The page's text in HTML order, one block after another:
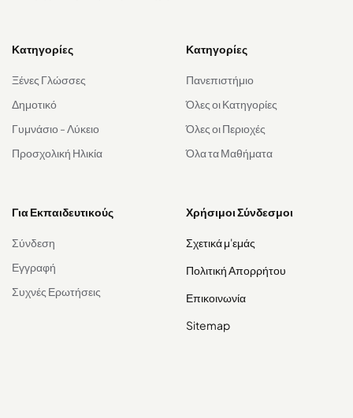
Κατηγορίες
Ξένες Γλώσσες
Δημοτικό
Γυμνάσιο - Λύκειο
Προσχολική Ηλικία
Κατηγορίες
Πανεπιστήμιο
Όλες οι Κατηγορίες
Όλες οι Περιοχές
Όλα τα Μαθήματα
Για Εκπαιδευτικούς
Σύνδεση
Εγγραφή
Συχνές Ερωτήσεις
Χρήσιμοι Σύνδεσμοι
Σχετικά μ'εμάς
Πολιτική Απορρήτου
Επικοινωνία
Sitemap